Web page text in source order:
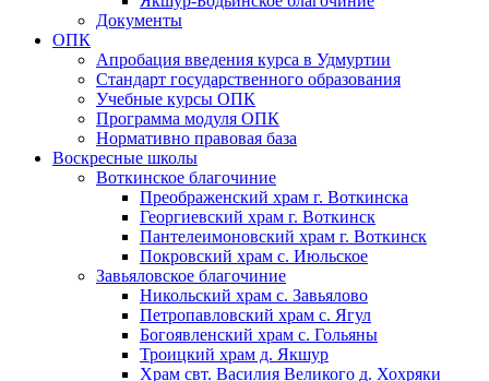
Документы
ОПК
Апробация введения курса в Удмуртии
Стандарт государственного образования
Учебные курсы ОПК
Программа модуля ОПК
Нормативно правовая база
Воскресные школы
Воткинское благочиние
Преображенский храм г. Воткинска
Георгиевский храм г. Воткинск
Пантелеимоновский храм г. Воткинск
Покровский храм с. Июльское
Завьяловское благочиние
Никольский храм с. Завьялово
Петропавловский храм с. Ягул
Богоявленский храм с. Гольяны
Троицкий храм д. Якшур
Храм свт. Василия Великого д. Хохряки